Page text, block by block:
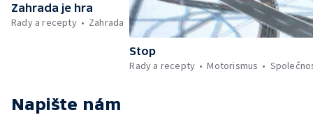
Zahrada je hra
Rady a recepty
Zahrada
Stop
Rady a recepty
Motorismus
Napište nám